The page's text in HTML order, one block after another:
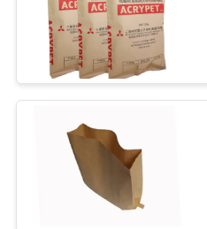
MAPA
SITE
PRIVACY
POLICY